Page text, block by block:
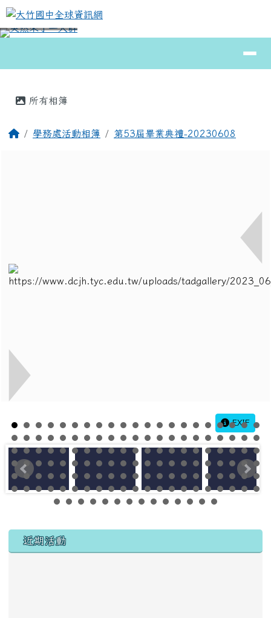
跳至主內容區
大竹國中全球資訊網
⏸
所有相簿
回首頁學務處活動相簿 第53屆畢業典禮-20230608
EXIF
左邊區域內容
近期活動